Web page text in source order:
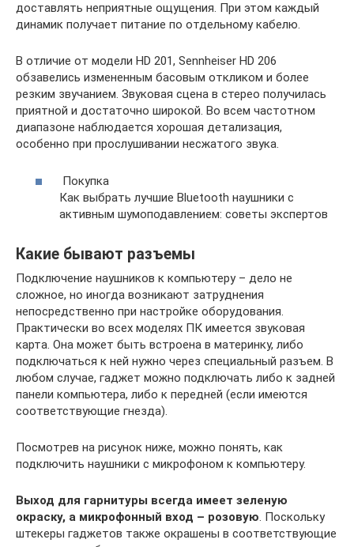
доставлять неприятные ощущения. При этом каждый
динамик получает питание по отдельному кабелю.
В отличие от модели HD 201, Sennheiser HD 206
обзавелись измененным басовым откликом и более
резким звучанием. Звуковая сцена в стерео получилась
приятной и достаточно широкой. Во всем частотном
диапазоне наблюдается хорошая детализация,
особенно при прослушивании несжатого звука.
Покупка
Как выбрать лучшие Bluetooth наушники с
активным шумоподавлением: советы экспертов
Какие бывают разъемы
Подключение наушников к компьютеру – дело не
сложное, но иногда возникают затруднения
непосредственно при настройке оборудования.
Практически во всех моделях ПК имеется звуковая
карта. Она может быть встроена в материнку, либо
подключаться к ней нужно через специальный разъем. В
любом случае, гаджет можно подключать либо к задней
панели компьютера, либо к передней (если имеются
соответствующие гнезда).
Посмотрев на рисунок ниже, можно понять, как
подключить наушники с микрофоном к компьютеру.
Выход для гарнитуры всегда имеет зеленую
окраску, а микрофонный вход – розовую. Поскольку
штекеры гаджетов также окрашены в соответствующие